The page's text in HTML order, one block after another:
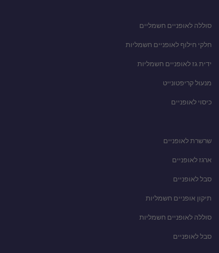
סוללה לאופניים חשמליים
חלקי חילוף לאופניים חשמליות
ידית גז לאופניים חשמליות
מנעול קריפטונייט
כיסוי לאופניים
שרשרת לאופניים
ארגז לאופניים
סבל לאופניים
תיקון אופניים חשמליות
סוללה לאופניים חשמליות
סבל לאופניים